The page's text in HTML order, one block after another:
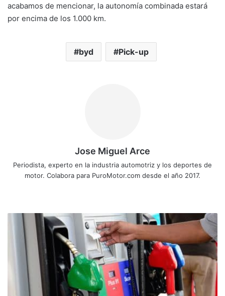
acabamos de mencionar, la autonomía combinada estará
por encima de los 1.000 km.
byd Pick-up
Jose Miguel Arce
Periodista, experto en la industria automotriz y los deportes de
motor. Colabora para PuroMotor.com desde el año 2017.
Fuerte
rebaja
combustibles
entrará